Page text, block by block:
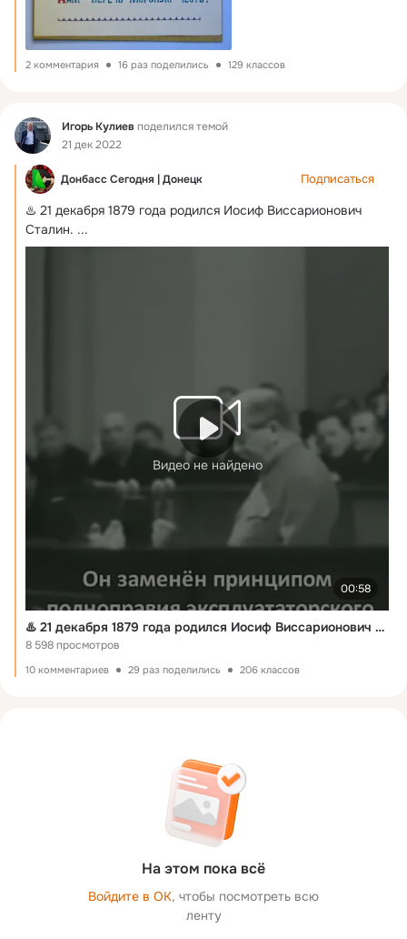
2 комментария 16 раз поделились 129 классов
Фид Игорь Кулиев поделился темой
21 дек 2022
Донбасс Сегодня | Донецк Подписаться
♨️ 21 декабря 1879 года родился Иосиф Виссарионович
Сталин. ...
00:58
Видео не найдено
♨️ 21 декабря 1879 года родился Иосиф Виссарионович Сталин.
8 598 просмотров
10 комментариев 29 раз поделились 206 классов
На этом пока всё
Войдите в ОК, чтобы посмотреть всю
ленту